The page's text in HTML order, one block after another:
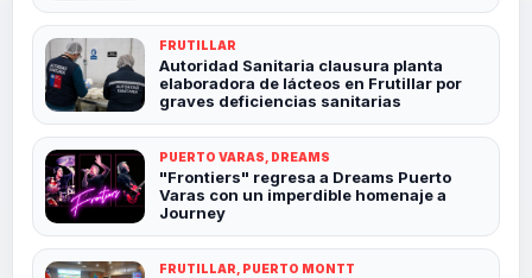
FRUTILLAR
Autoridad Sanitaria clausura planta
elaboradora de lácteos en Frutillar por
graves deficiencias sanitarias
PUERTO VARAS, DREAMS
"Frontiers" regresa a Dreams Puerto
Varas con un imperdible homenaje a
Journey
FRUTILLAR, PUERTO MONTT